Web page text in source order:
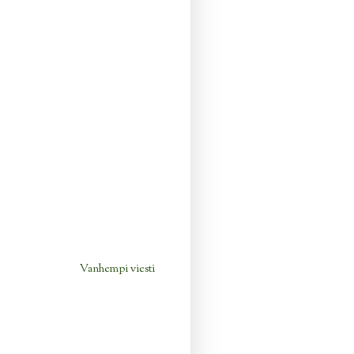
Vanhempi viesti